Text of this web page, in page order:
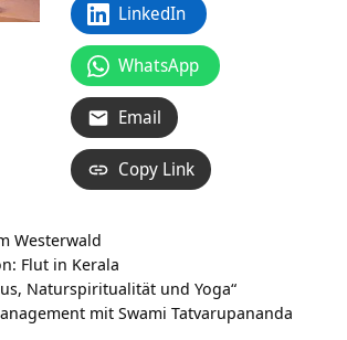
LinkedIn
WhatsApp
Email
Copy Link
Westerwald
Flut in Kerala
Naturspiritualität und Yoga“
mit Swami Tatvarupananda